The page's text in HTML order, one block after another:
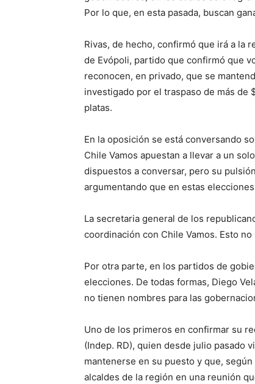
Por lo que, en esta pasada, buscan
Rivas, de hecho, confirmó que irá a la
de Evópoli, partido que confirmó que
reconocen, en privado, que se
investigado por el traspaso de más de
platas.
En la oposición se está conversando
Chile Vamos apuestan a llevar a un
dispuestos a conversar, pero su
argumentando que en estas
La secretaria general de los
coordinación con Chile Vamos. Esto
Por otra parte, en los partidos de
elecciones. De todas formas, Diego
no tienen nombres para las
Uno de los primeros en confirmar su
(Indep. RD), quien desde julio pasado
mantenerse en su puesto y que,
alcaldes de la región en una reunión